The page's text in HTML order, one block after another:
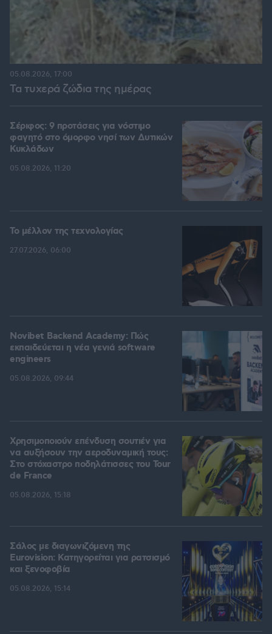
Τα τυχερά ζώδια της ημέρας
05.08.2026, 17:00
Σέριφος: 9 προτάσεις για νόστιμο
φαγητό στο όμορφο νησί των Δυτικών
Κυκλάδων
05.08.2026, 11:20
Το μέλλον της τεχνολογίας
27.07.2026, 06:00
Novibet Backend Academy: Πώς
εκπαιδεύεται η νέα γενιά software
engineers
05.08.2026, 09:44
Χρησιμοποιούν επένδυση σουτιέν για
να αυξήσουν την αεροδυναμική τους:
Στο στόχαστρο ποδηλάτισσες του Tour
de France
05.08.2026, 15:18
Σάλος με διαγωνιζόμενη της
Eurovision: Κατηγορείται για ρατσισμό
και ξενοφοβία
05.08.2026, 15:14